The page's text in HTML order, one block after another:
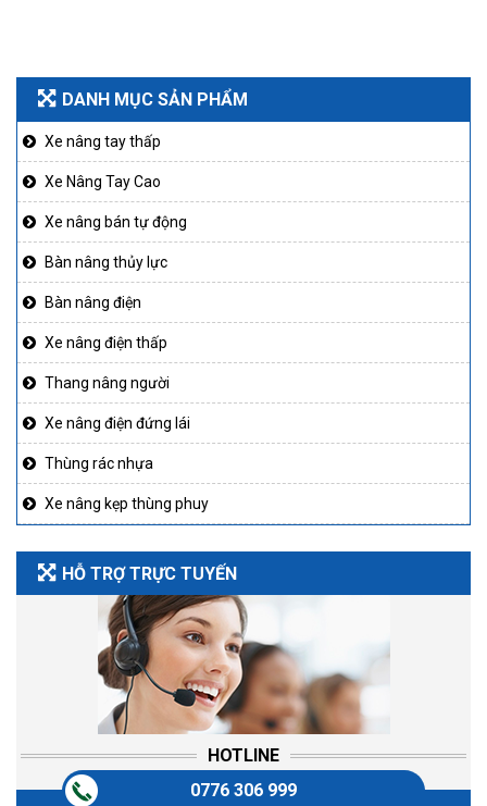
DANH MỤC SẢN PHẨM
Xe nâng tay thấp
Xe Nâng Tay Cao
Xe nâng bán tự động
Bàn nâng thủy lực
Bàn nâng điện
Xe nâng điện thấp
Thang nâng người
Xe nâng điện đứng lái
Thùng rác nhựa
Xe nâng kẹp thùng phuy
HỖ TRỢ TRỰC TUYẾN
HOTLINE
0776 306 999